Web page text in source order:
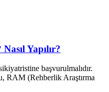
Yapılır?
başvurulmalıdır.
RAM (Rehberlik Araştırma